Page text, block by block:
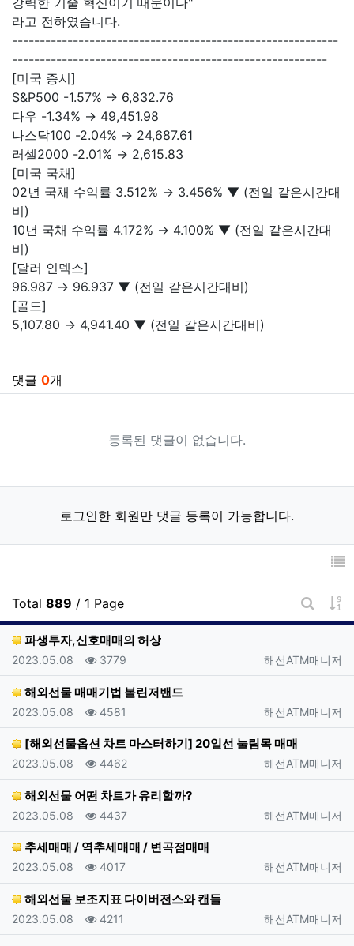
라고 전하였습니다.
-----------------------------------------------------------
---------------------------------------------------------
[미국 증시]
S&P500 -1.57% → 6,832.76
다우 -1.34% → 49,451.98
나스닥100 -2.04% → 24,687.61
러셀2000 -2.01% → 2,615.83
[미국 국채]
02년 국채 수익률 3.512% → 3.456% ▼ (전일 같은시간대
비)
10년 국채 수익률 4.172% → 4.100% ▼ (전일 같은시간대
비)
[달러 인덱스]
96.987 → 96.937 ▼ (전일 같은시간대비)
[골드]
5,107.80 → 4,941.40 ▼ (전일 같은시간대비)
댓글 0개
등록된 댓글이 없습니다.
로그인한 회원만 댓글 등록이 가능합니다.
Total 889 / 1 Page
게시판
파생투자,신호매매의 허상
등록자
해선ATM매니저
등록일
2023.05.08 조회
3779
해외선물 매매기법 볼린저밴드
등록자
해선ATM매니저
등록일
2023.05.08 조회
4581
[해외선물옵션 차트 마스터하기] 20일선 눌림목 매매
등록자
해선ATM매니저
등록일
2023.05.08 조회
4462
해외선물 어떤 차트가 유리할까?
등록자
해선ATM매니저
등록일
2023.05.08 조회
4437
추세매매 / 역추세매매 / 변곡점매매
등록자
해선ATM매니저
등록일
2023.05.08 조회
4017
해외선물 보조지표 다이버전스와 캔들
등록자
해선ATM매니저
등록일
2023.05.08 조회
4211